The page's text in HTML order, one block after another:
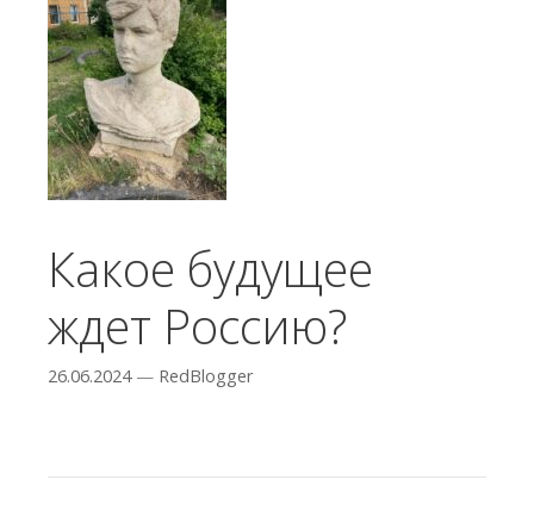
Какое будущее
ждет Россию?
26.06.2024 — RedBlogger